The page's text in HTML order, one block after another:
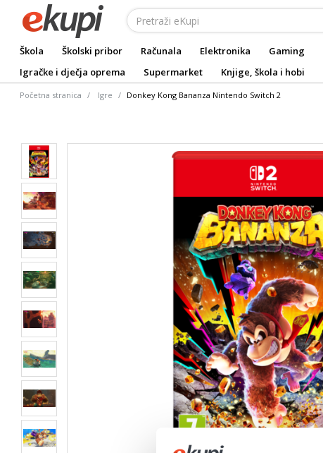
Škola Školski pribor Računala Elektronika Gaming
Igračke i dječja oprema
Supermarket Knjige, škola i hobi
Početna stranica Igre Donkey Kong Bananza Nintendo Switch 2